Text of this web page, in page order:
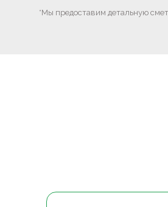
*Мы предоставим детальную